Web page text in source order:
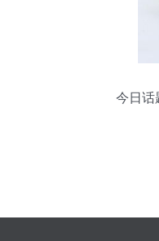
今日话